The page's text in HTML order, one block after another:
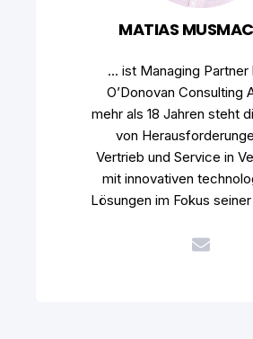
MATIAS
... ist Managing Partner
O’Donovan Consulting
mehr als 18 Jahren steht
von
Vertrieb und Service in
mit innovativen
Lösungen im Fokus